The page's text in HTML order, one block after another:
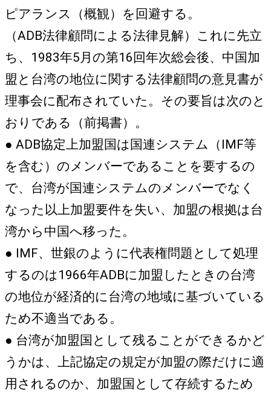
ピアランス（概観）を回避する。
（ADB法律顧問による法律見解）これに先立
ち、1983年5月の第16回年次総会後、中国加
盟と台湾の地位に関する法律顧問の意見書が
理事会に配布されていた。その要旨は次のと
おりである（前掲書）。
● ADB協定上加盟国は国連システム（IMF等
を含む）のメンバーであることを要するの
で、台湾が国連システムのメンバーでなく
なった以上加盟要件を失い、加盟の根拠は台
湾から中国へ移った。
● IMF、世銀のように代表権問題として処理
するのは1966年ADBに加盟したときの台湾
の地位が経済的に台湾の地域に基づいている
ため不適当である。
● 台湾が加盟国として残ることができるかど
うかは、上記協定の規定が加盟の際だけに適
用されるのか、加盟国として存続するため